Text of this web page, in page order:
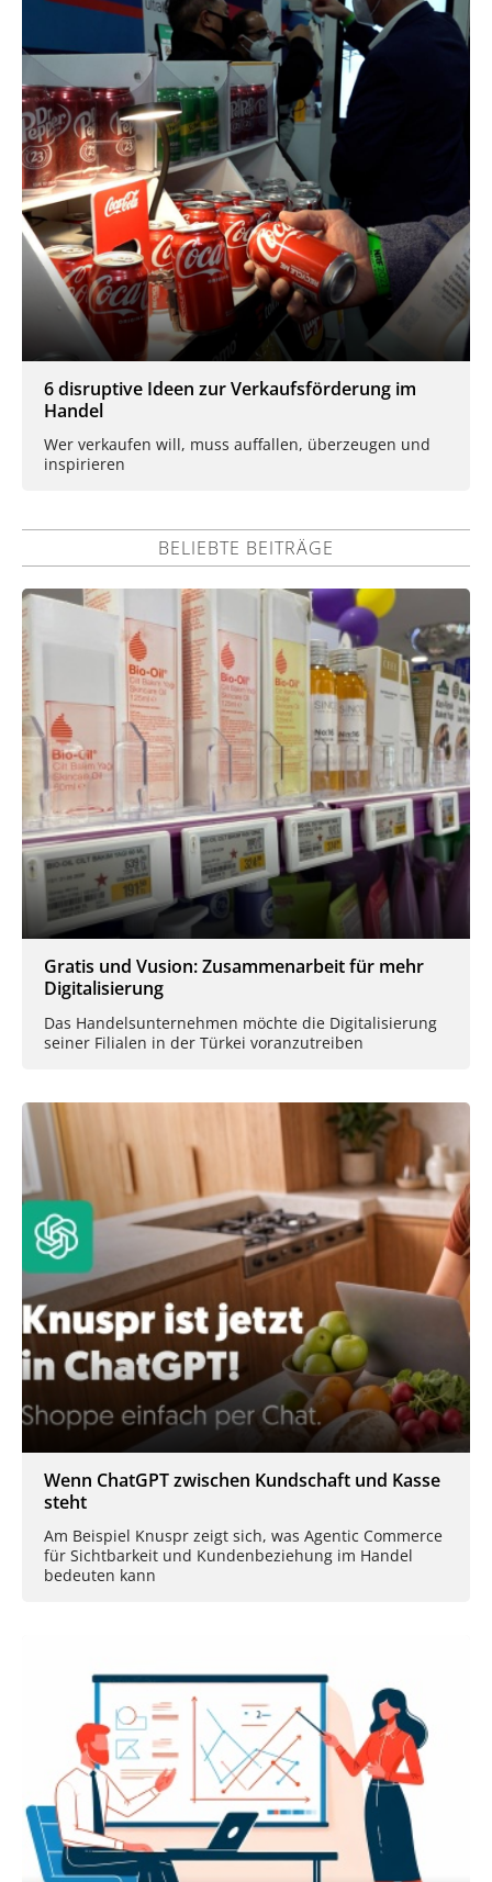
6 disruptive Ideen zur Verkaufsförderung im
Handel
Wer verkaufen will, muss auffallen, überzeugen und
inspirieren
BELIEBTE BEITRÄGE
Gratis und Vusion: Zusammenarbeit für mehr
Digitalisierung
Das Handelsunternehmen möchte die Digitalisierung
seiner Filialen in der Türkei voranzutreiben
Wenn ChatGPT zwischen Kundschaft und Kasse
steht
Am Beispiel Knuspr zeigt sich, was Agentic Commerce
für Sichtbarkeit und Kundenbeziehung im Handel
bedeuten kann